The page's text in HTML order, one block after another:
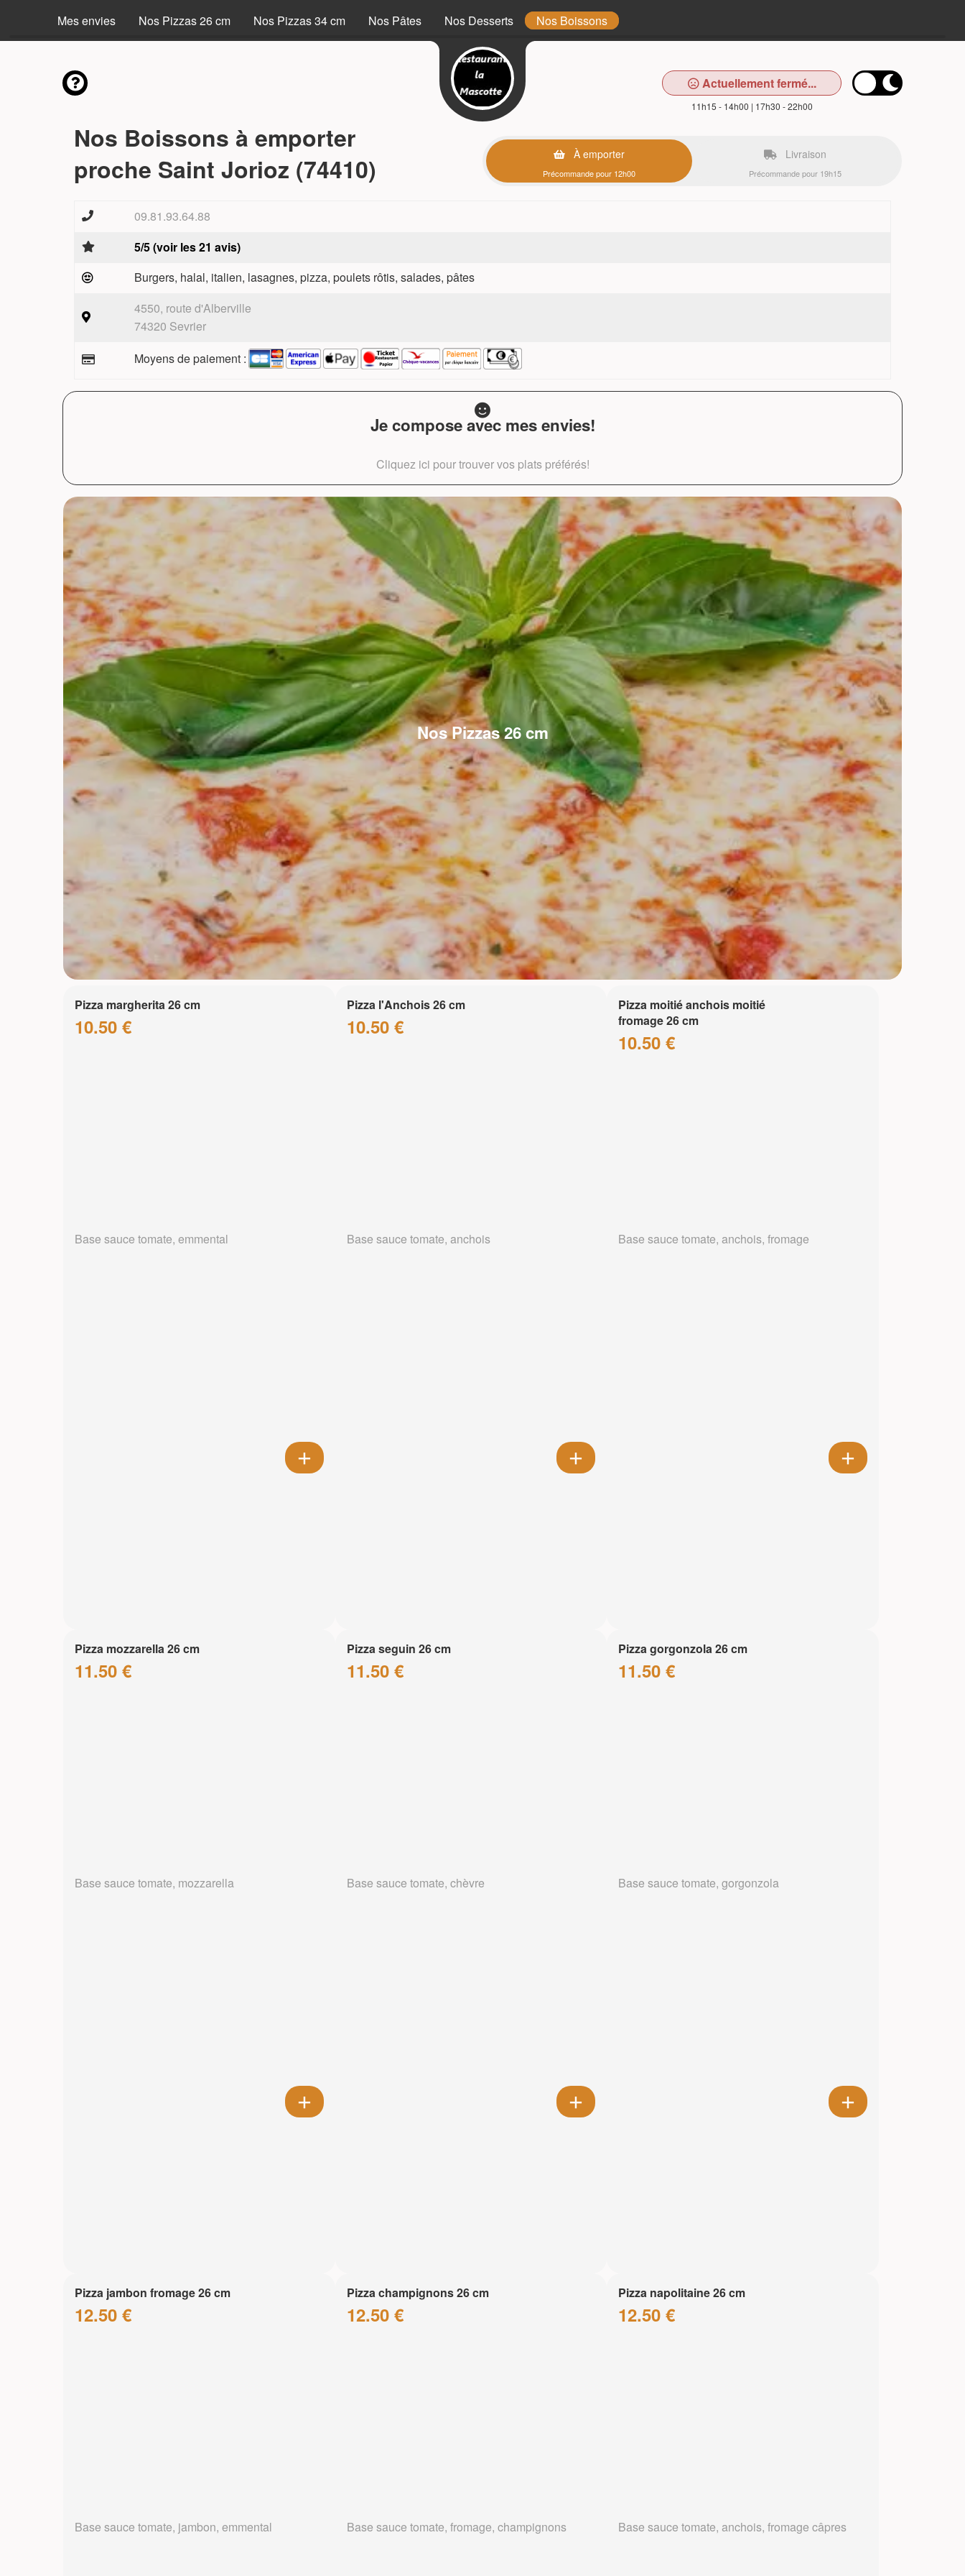
Mes envies Nos Pizzas 26 cm Nos Pizzas 34 cm Nos Pâtes Nos Desserts Nos Boissons
Actuellement fermé...
11h15 - 14h00 | 17h30 - 22h00
Nos Boissons à emporter
proche Saint Jorioz (74410)
À emporter
Précommande pour 12h00
Livraison
Précommande pour 19h15
09.81.93.64.88
5/5 (voir les 21 avis)
Burgers, halal, italien, lasagnes, pizza, poulets rôtis, salades, pâtes
4550, route d'Alberville
74320 Sevrier
Moyens de paiement :
Je compose avec mes envies!
Cliquez ici pour trouver vos plats préférés!
Nos Pizzas 26 cm
Pizza margherita 26 cm
10.50 €
Base sauce tomate, emmental
Pizza l'Anchois 26 cm
10.50 €
Base sauce tomate, anchois
Pizza moitié anchois moitié
fromage 26 cm
10.50 €
Base sauce tomate, anchois, fromage
Pizza mozzarella 26 cm
11.50 €
Base sauce tomate, mozzarella
Pizza seguin 26 cm
11.50 €
Base sauce tomate, chèvre
Pizza gorgonzola 26 cm
11.50 €
Base sauce tomate, gorgonzola
Pizza jambon fromage 26 cm
12.50 €
Base sauce tomate, jambon, emmental
Pizza champignons 26 cm
12.50 €
Base sauce tomate, fromage, champignons
Pizza napolitaine 26 cm
12.50 €
Base sauce tomate, anchois, fromage câpres